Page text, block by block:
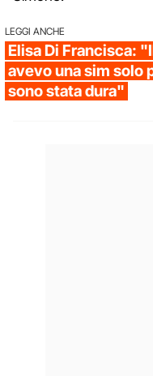
LEGGI ANCHE
Elisa Di Francisca:
avevo una sim solo
sono stata dura"